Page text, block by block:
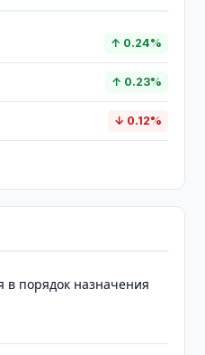
↑ 0.24%
↑ 0.23%
↓ 0.12%
в порядок назначения